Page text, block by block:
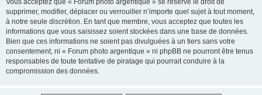
Vous acceptez que « Forum photo argentique » se réserve le droit de
supprimer, modifier, déplacer ou verrouiller n’importe quel sujet à tout moment,
à notre seule discrétion. En tant que membre, vous acceptez que toutes les
informations que vous saisissez soient stockées dans une base de données.
Bien que ces informations ne soient pas divulguées à un tiers sans votre
consentement, ni « Forum photo argentique » ni phpBB ne pourront être tenus
responsables de toute tentative de piratage qui pourrait conduire à la
compromission des données.